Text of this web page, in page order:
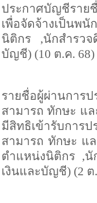
ประกาศบัญชีราย
เพื่อจัดจ้างเป็นพ
นิติกร ,นักสำรวจ
บัญชี) (10 ต.ค. 68)
รายชื่อผู้ผ่านการ
สามารถ ทักษะ แ
มีสิทธิเข้ารับการป
สามารถ ทักษะ แ
ตำแหน่งนิติกร ,นั
เงินและบัญชี) (2 ต